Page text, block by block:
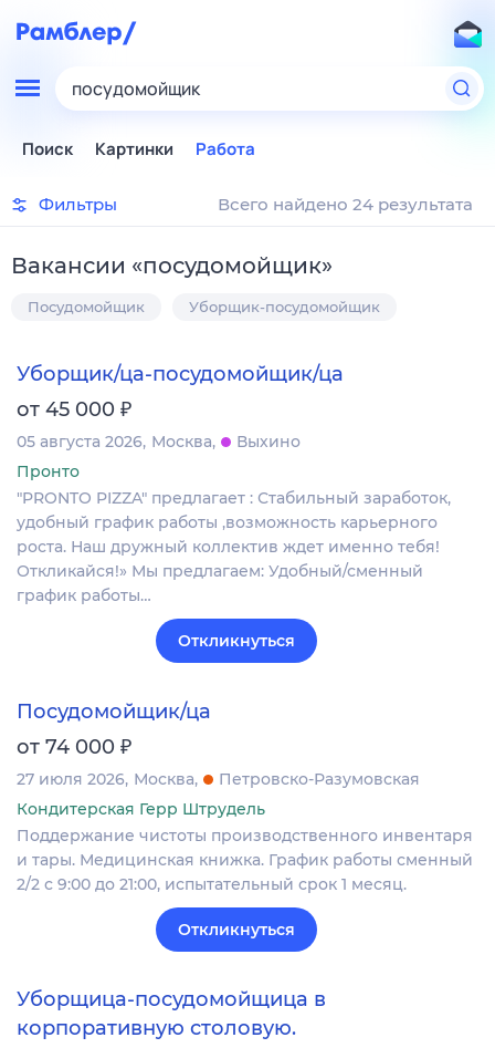
посудомойщик
Поиск Картинки Работа
Фильтры Всего найдено 24 результата
Вакансии «посудомойщик»
Посудомойщик Уборщик-посудомойщик
Уборщик/ца-посудомойщик/ца
от 45 000 ₽
05 августа 2026 Москва
Выхино
Пронто
"PRONTO PIZZA" предлагает : Стабильный заработок,
удобный график работы ,возможность карьерного
роста. Наш дружный коллектив ждет именно тебя!
Откликайся!» Мы предлагаем: Удобный/сменный
график работы…
Откликнуться
Посудомойщик/ца
от 74 000 ₽
27 июля 2026 Москва
Петровско-Разумовская
Кондитерская Герр Штрудель
Поддержание чистоты производственного инвентаря
и тары. Медицинская книжка. График работы сменный
2/2 с 9:00 до 21:00, испытательный срок 1 месяц.
Откликнуться
Уборщица-посудомойщица в
корпоративную столовую.